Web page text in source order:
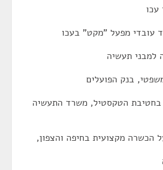
עובדי מפעל "מקט" בעכו
תעשיה
בנק הפועלים
בחטיבת הטקסטיל, משרד התעשיה
הכשרה מקצועית בחיפה והצפון,